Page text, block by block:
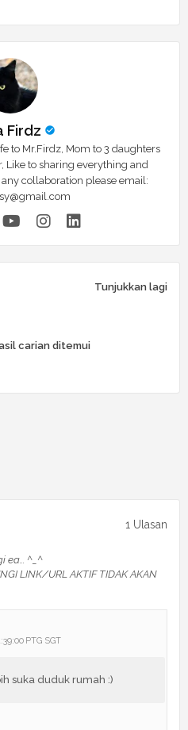
Firdz
to Mr.Firdz, Mom to 3 daughters
Like to sharing everything and
collaboration please email:
Tunjukkan lagi
carian ditemui
1 Ulasan
ea... ^_^
LINK/URL AKTIF TIDAK AKAN
PTG SGT
suka duduk rumah :)